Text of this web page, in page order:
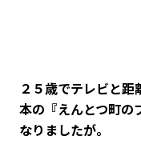
――２５歳でテレビ
本の『えんとつ町の
なりましたが。